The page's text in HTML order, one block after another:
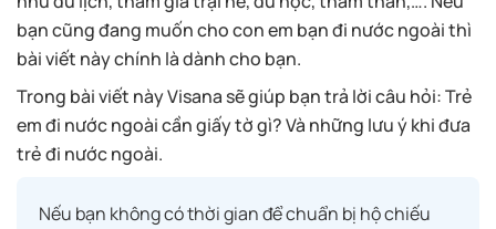
bạn cũng đang muốn cho con em bạn đi nước ngoài thì
bài viết này chính là dành cho bạn.
Trong bài viết này Visana sẽ giúp bạn trả lời câu hỏi: Trẻ
em đi nước ngoài cần giấy tờ gì? Và những lưu ý khi đưa
trẻ đi nước ngoài.
Nếu bạn không có thời gian để chuẩn bị hộ chiếu